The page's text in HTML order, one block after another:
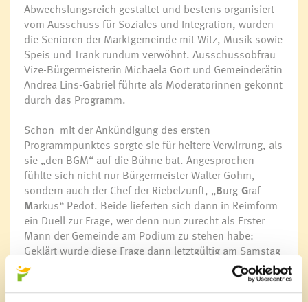
Abwechslungsreich gestaltet und bestens organisiert
vom Ausschuss für Soziales und Integration, wurden
die Senioren der Marktgemeinde mit Witz, Musik sowie
Speis und Trank rundum verwöhnt. Ausschussobfrau
Vize-Bürgermeisterin Michaela Gort und Gemeinderätin
Andrea Lins-Gabriel führte als Moderatorinnen gekonnt
durch das Programm.
Schon mit der Ankündigung des ersten
Programmpunktes sorgte sie für heitere Verwirrung, als
sie „den BGM“ auf die Bühne bat. Angesprochen
fühlte sich nicht nur Bürgermeister Walter Gohm,
sondern auch der Chef der Riebelzunft, „Burg-Graf
Markus“ Pedot. Beide lieferten sich dann in Reimform
ein Duell zur Frage, wer denn nun zurecht als Erster
Mann der Gemeinde am Podium zu stehen habe:
Geklärt wurde diese Frage dann letztgültig am Samstag
bei der Schlüsselübergabe.
Die Saminataler mit Dirigent Reinhard Bertsch führten